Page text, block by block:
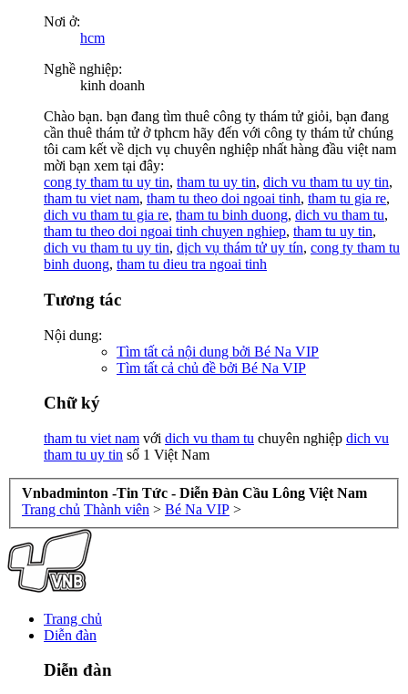
Nơi ở:
hcm
Nghề nghiệp:
kinh doanh
Chào bạn. bạn đang tìm thuê công ty thám tử giỏi, bạn đang
cần thuê thám tử ở tphcm hãy đến với công ty thám tử chúng
tôi cam kết về dịch vụ chuyên nghiệp nhất hàng đầu việt nam
mời bạn xem tại đây:
cong ty tham tu uy tin, tham tu uy tin, dich vu tham tu uy tin,
tham tu viet nam, tham tu theo doi ngoai tinh, tham tu gia re,
dich vu tham tu gia re, tham tu binh duong, dich vu tham tu,
tham tu theo doi ngoai tinh chuyen nghiep, tham tu uy tin,
dich vu tham tu uy tin, dịch vụ thám tử uy tín, cong ty tham tu
binh duong, tham tu dieu tra ngoai tinh
Tương tác
Nội dung:
Tìm tất cả nội dung bởi Bé Na VIP
Tìm tất cả chủ đề bởi Bé Na VIP
Chữ ký
tham tu viet nam với dich vu tham tu chuyên nghiệp dich vu
tham tu uy tin số 1 Việt Nam
Vnbadminton -Tin Tức - Diễn Đàn Cầu Lông Việt Nam
Trang chủ Thành viên > Bé Na VIP >
Trang chủ
Diễn đàn
Diễn đàn